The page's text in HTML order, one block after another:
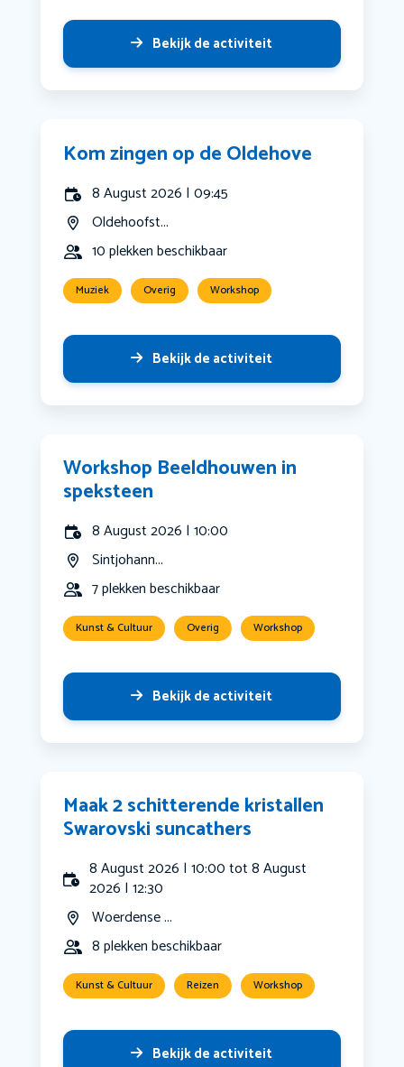
Bekijk de activiteit
Kom zingen op de Oldehove
8 August 2026 | 09:45
Oldehoofst...
10 plekken beschikbaar
Muziek Overig Workshop
Bekijk de activiteit
Workshop Beeldhouwen in
speksteen
8 August 2026 | 10:00
Sintjohann...
7 plekken beschikbaar
Kunst & Cultuur Overig Workshop
Bekijk de activiteit
Maak 2 schitterende kristallen
Swarovski suncathers
8 August 2026 | 10:00 tot 8 August
2026 | 12:30
Woerdense ...
8 plekken beschikbaar
Kunst & Cultuur Reizen Workshop
Bekijk de activiteit